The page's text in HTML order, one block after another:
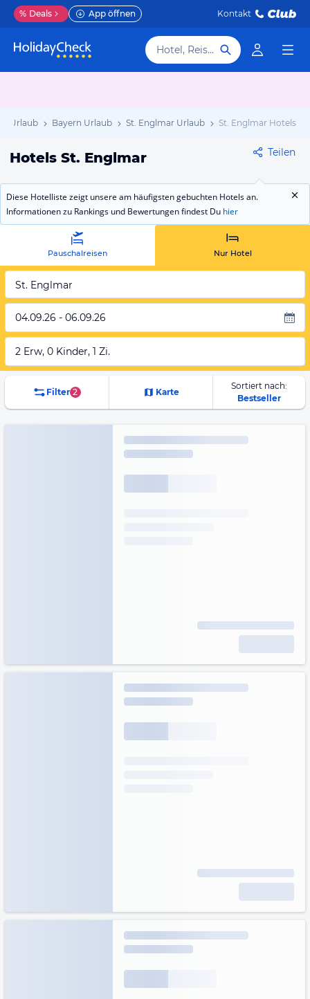
% Deals App öffnen Kontakt
Hotel, Reiseziel
Urlaub Bayern Urlaub St. Englmar Urlaub St. Englmar Hotels
Hotels St. Englmar Teilen
Diese Hotelliste zeigt unsere am häufigsten gebuchten Hotels an.
Informationen zu Rankings und Bewertungen findest Du hier
Pauschalreisen Nur Hotel
St. Englmar
04.09.26 - 06.09.26
2 Erw, 0 Kinder, 1 Zi.
Filter 2 Karte
Sortiert nach:
Bestseller